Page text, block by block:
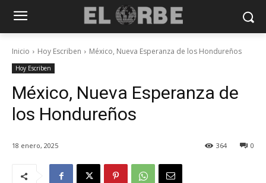
Inicio Hoy Escriben México, Nueva Esperanza de los Hondureños
Hoy Escriben
México, Nueva Esperanza de
los Hondureños
18 enero, 2025 0
364